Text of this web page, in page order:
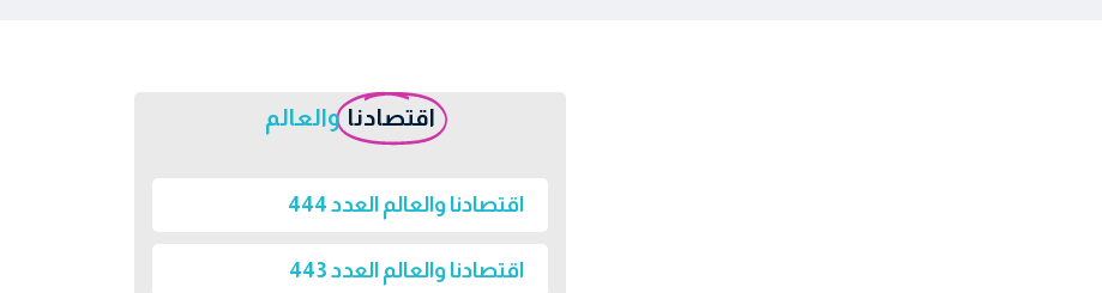
اقتصادنا والعالم
اقتصادنا والعالم العدد 444
اقتصادنا والعالم العدد 443